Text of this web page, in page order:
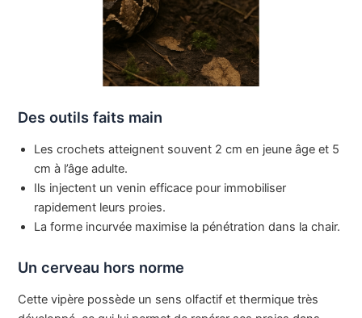
Des outils faits main
Les crochets atteignent souvent 2 cm en jeune âge et 5
cm à l’âge adulte.
Ils injectent un venin efficace pour immobiliser
rapidement leurs proies.
La forme incurvée maximise la pénétration dans la chair.
Un cerveau hors norme
Cette vipère possède un sens olfactif et thermique très